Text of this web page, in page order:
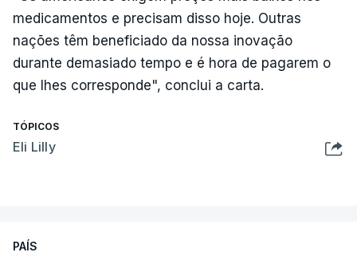
medicamentos e precisam disso hoje. Outras
nações têm beneficiado da nossa inovação
durante demasiado tempo e é hora de pagarem o
que lhes corresponde", conclui a carta.
TÓPICOS
Eli Lilly
PAÍS